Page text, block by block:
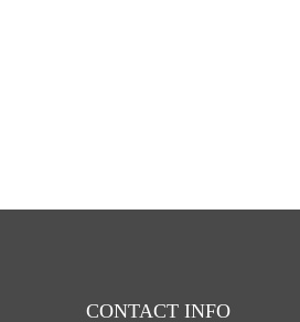
CONTACT INFO